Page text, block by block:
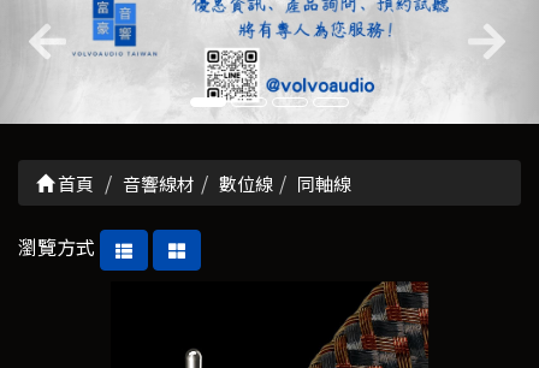
首頁 音響線材 數位線 同軸線
瀏覽方式